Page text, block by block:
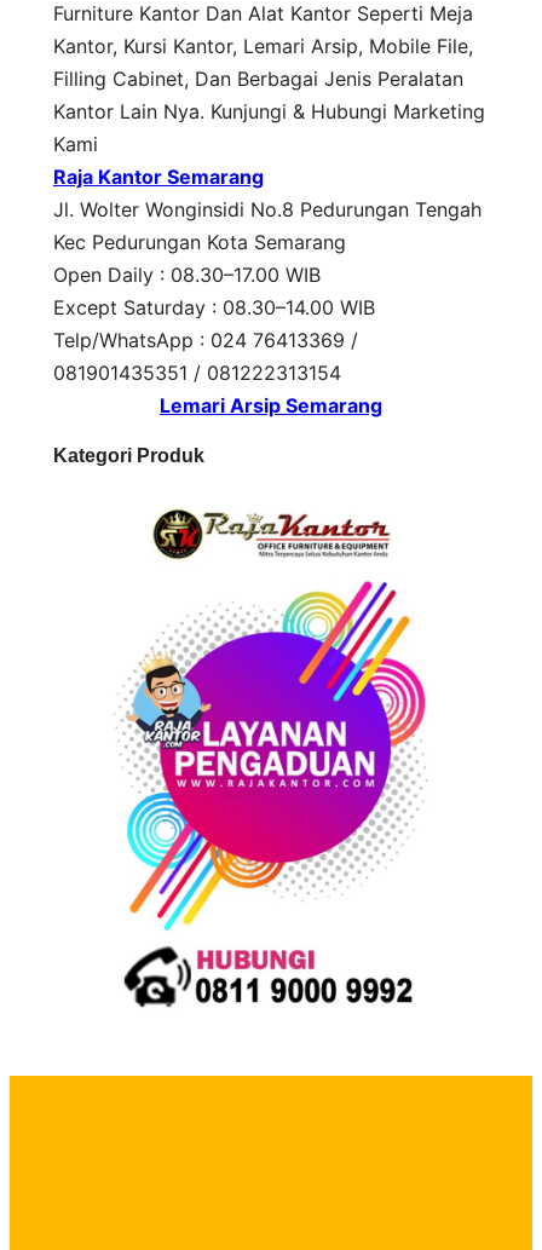
Furniture Kantor Dan Alat Kantor Seperti Meja
Kantor, Kursi Kantor, Lemari Arsip, Mobile File,
Filling Cabinet, Dan Berbagai Jenis Peralatan
Kantor Lain Nya. Kunjungi & Hubungi Marketing
Kami
Raja Kantor Semarang
Jl. Wolter Wonginsidi No.8 Pedurungan Tengah
Kec Pedurungan Kota Semarang
Open Daily : 08.30–17.00 WIB
Except Saturday : 08.30–14.00 WIB
Telp/WhatsApp : 024 76413369 /
081901435351 / 081222313154
Lemari Arsip Semarang
Kategori Produk